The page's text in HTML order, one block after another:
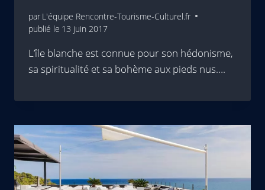
par L'équipe Rencontre-Tourisme-Culturel.fr
publié le 13 juin 2017
L’île blanche est connue pour son hédonisme,
sa spiritualité et sa bohème aux pieds nus….